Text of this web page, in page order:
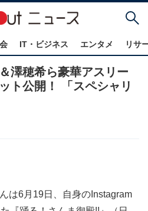
IT・ビジネス エンタメ リサ
澤穂希ら豪華アスリー
ト公開！ 「スペシャリ
は6月19日、自身のInstagram